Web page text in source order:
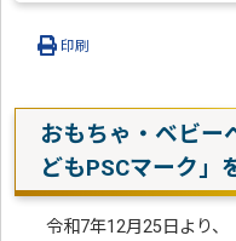
印刷
おもちゃ・ベビー
どもPSCマーク」
令和7年12月25日より、